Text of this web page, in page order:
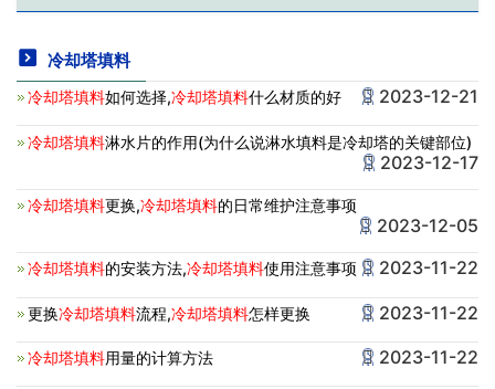
冷却塔填料
冷却塔填料如何选择,冷却塔填料什么材质的好 2023-12-21
冷却塔填料淋水片的作用(为什么说淋水填料是冷却塔的关键部位)
2023-12-17
冷却塔填料更换,冷却塔填料的日常维护注意事项
2023-12-05
冷却塔填料的安装方法,冷却塔填料使用注意事项 2023-11-22
更换冷却塔填料流程,冷却塔填料怎样更换 2023-11-22
冷却塔填料用量的计算方法 2023-11-22